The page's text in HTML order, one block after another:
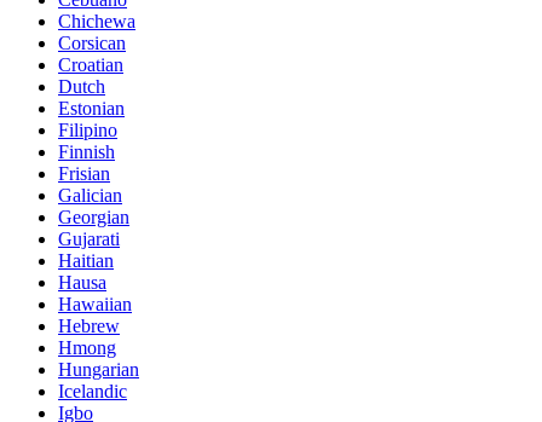
Chichewa
Corsican
Croatian
Dutch
Estonian
Filipino
Finnish
Frisian
Galician
Georgian
Gujarati
Haitian
Hausa
Hawaiian
Hebrew
Hmong
Hungarian
Icelandic
Igbo